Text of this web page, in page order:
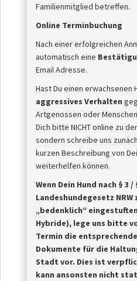
Familienmitglied betreffen.
Online Terminbuchung
Nach einer erfolgreichen
automatisch eine
Email Adresse.
Hast Du einen erwachsenen
aggressives Verhalten
Artgenossen oder
Dich bitte NICHT online zu
sondern schreibe uns
kurzen Beschreibung von
weiterhelfen können.
Wenn Dein Hund nach § 3 /
Landeshundegesetz NRW
„bedenklich“
Hybride), lege uns bitte
Termin die
Dokumente für die
Stadt vor. Dies ist
kann ansonsten nicht